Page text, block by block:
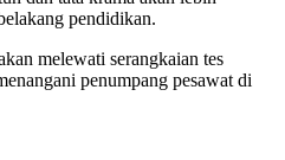
pendidikan.
melewati serangkaian tes
penumpang pesawat di